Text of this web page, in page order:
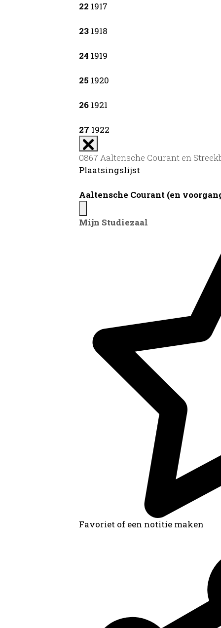
22 1917
23 1918
24 1919
25 1920
26 1921
27 1922
0867 Aaltensche Courant en
Plaatsingslijst
Aaltensche Courant (en
Mijn Studiezaal
Favoriet of een notitie maken